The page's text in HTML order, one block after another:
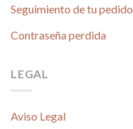
Seguimiento de tu pedido
Contraseña perdida
LEGAL
Aviso Legal